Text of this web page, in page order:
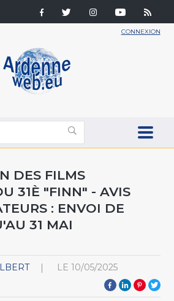
CONNEXION
DES FILMS
31È "FINN" - AVIS
: ENVOI DE
31 MAI
LE 10/05/2025